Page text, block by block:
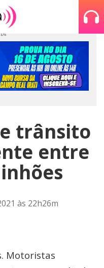
trânsito
entre
às 22h26m
Motoristas